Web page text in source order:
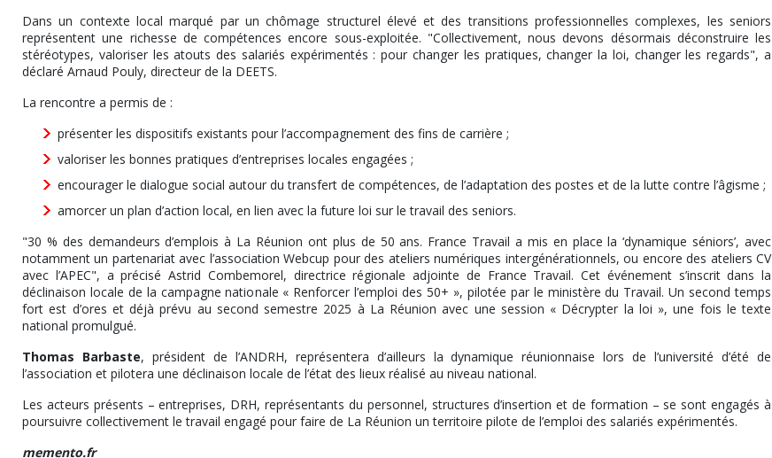
Dans un contexte local marqué par un chômage structurel élevé et des transitions professionnelles complexes, les seniors
représentent une richesse de compétences encore sous-exploitée. "Collectivement, nous devons désormais déconstruire les
stéréotypes, valoriser les atouts des salariés expérimentés : pour changer les pratiques, changer la loi, changer les regards", a
déclaré Arnaud Pouly, directeur de la DEETS.
La rencontre a permis de :
présenter les dispositifs existants pour l’accompagnement des fins de carrière ;
valoriser les bonnes pratiques d’entreprises locales engagées ;
encourager le dialogue social autour du transfert de compétences, de l’adaptation des postes et de la lutte contre l’âgisme ;
amorcer un plan d’action local, en lien avec la future loi sur le travail des seniors.
"30 % des demandeurs d’emplois à La Réunion ont plus de 50 ans. France Travail a mis en place la ‘dynamique séniors’, avec
notamment un partenariat avec l’association Webcup pour des ateliers numériques intergénérationnels, ou encore des ateliers CV
avec l’APEC", a précisé Astrid Combemorel, directrice régionale adjointe de France Travail. Cet événement s’inscrit dans la
déclinaison locale de la campagne nationale « Renforcer l’emploi des 50+ », pilotée par le ministère du Travail. Un second temps
fort est d’ores et déjà prévu au second semestre 2025 à La Réunion avec une session « Décrypter la loi », une fois le texte
national promulgué.
Thomas Barbaste, président de l’ANDRH, représentera d’ailleurs la dynamique réunionnaise lors de l’université d’été de
l’association et pilotera une déclinaison locale de l’état des lieux réalisé au niveau national.
Les acteurs présents – entreprises, DRH, représentants du personnel, structures d’insertion et de formation – se sont engagés à
poursuivre collectivement le travail engagé pour faire de La Réunion un territoire pilote de l’emploi des salariés expérimentés.
memento.fr